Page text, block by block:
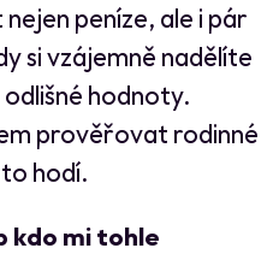
peníze, ale i pár
si vzájemně nadělíte
hodnoty.
prověřovat rodinné
hodí.
kdo mi tohle